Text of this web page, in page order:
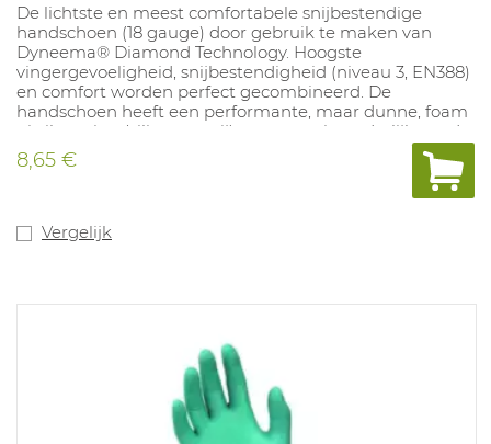
De lichtste en meest comfortabele snijbestendige
handschoen (18 gauge) door gebruik te maken van
Dyneema® Diamond Technology. Hoogste
vingergevoeligheid, snijbestendigheid (niveau 3, EN388)
en comfort worden perfect gecombineerd. De
handschoen heeft een performante, maar dunne, foam
nitril coating (siliconen vrij) met een uitzonderlijk goede
grip op geoliede oppervlakken en geeft bescherming
tegen contacthitte tot 100°C. Door het lichte gewicht en
de "Dyneema® Diamond" vezel worden de handen
grip. Er wordt geen gebruik gemaakt van glasvezel
assemblage van fijne onderdelen, montage.
13997 Klasse B, EN407:2004: X1XXXX
8,65 €
Vergelijk